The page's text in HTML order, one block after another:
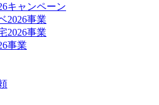
キャンペーン
2026事業
2026事業
事業